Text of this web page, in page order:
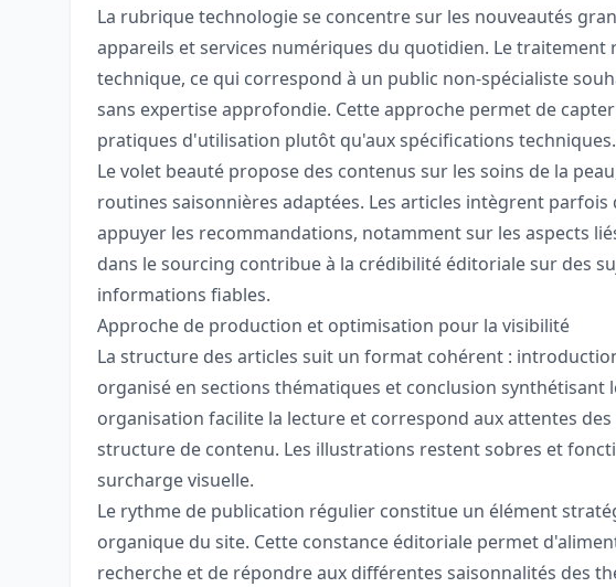
La rubrique technologie se concentre sur les nouveautés
appareils et services numériques du quotidien. Le traitement
technique, ce qui correspond à un public non-spécialiste
sans expertise approfondie. Cette approche permet de
pratiques d'utilisation plutôt qu'aux spécifications techniques.
Le volet beauté propose des contenus sur les soins de la
routines saisonnières adaptées. Les articles intègrent
appuyer les recommandations, notamment sur les aspects
dans le sourcing contribue à la crédibilité éditoriale sur des
informations fiables.
Approche de production et optimisation pour la visibilité
La structure des articles suit un format cohérent :
organisé en sections thématiques et conclusion synthétisant
organisation facilite la lecture et correspond aux attentes
structure de contenu. Les illustrations restent sobres et
surcharge visuelle.
Le rythme de publication régulier constitue un élément
organique du site. Cette constance éditoriale permet
recherche et de répondre aux différentes saisonnalités des